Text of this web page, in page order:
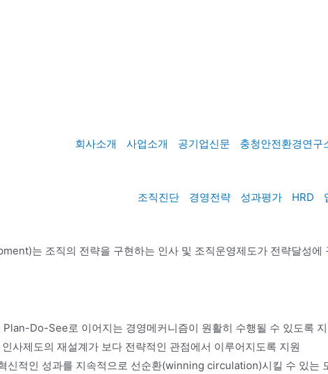
회사소개 사업소개 공기업신문 충청안전환경연구
조직진단 경영전략 성과평가 HRD
는 조직의 전략을 구현하는 인사 및 조직운영제도가 전략달성
Do-See로 이어지는 경영메커니즘이 원활히 수행될 수 있도록
사제도의 재설계가 보다 전략적인 관점에서 이루어지도록 지원
신적인 성과를 지속적으로 선순환(winning circulation)시킬 수 있는